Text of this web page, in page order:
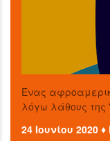
Ένας
λόγω λάθους
24 Ιουνίου 2020 ♦